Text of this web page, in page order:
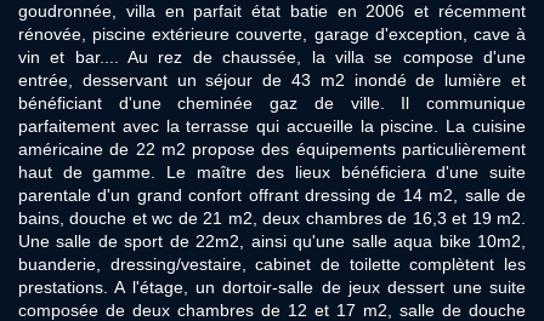
goudronnée, villa en parfait état batie en 2006 et récemment
rénovée, piscine extérieure couverte, garage d'exception, cave à
vin et bar.... Au rez de chaussée, la villa se compose d'une
entrée, desservant un séjour de 43 m2 inondé de lumière et
bénéficiant d'une cheminée gaz de ville. Il communique
parfaitement avec la terrasse qui accueille la piscine. La cuisine
américaine de 22 m2 propose des équipements particulièrement
haut de gamme. Le maître des lieux bénéficiera d'une suite
parentale d'un grand confort offrant dressing de 14 m2, salle de
bains, douche et wc de 21 m2, deux chambres de 16,3 et 19 m2.
Une salle de sport de 22m2, ainsi qu'une salle aqua bike 10m2,
buanderie, dressing/vestaire, cabinet de toilette complètent les
prestations. A l'étage, un dortoir-salle de jeux dessert une suite
composée de deux chambres de 12 et 17 m2, salle de douche